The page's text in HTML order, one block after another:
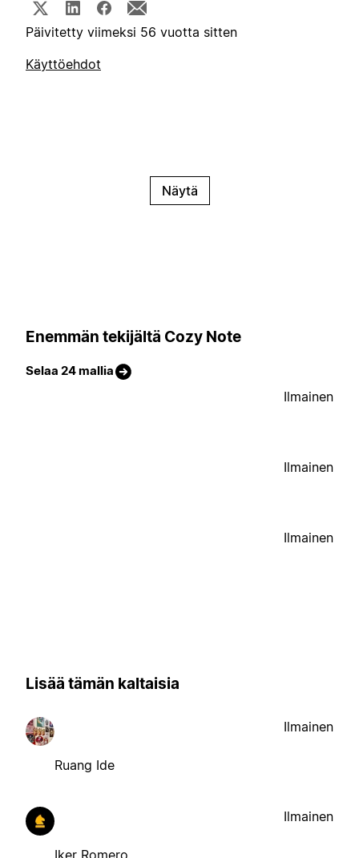
Päivitetty viimeksi 56 vuotta sitten
Käyttöehdot
Näytä
Enemmän tekijältä Cozy Note
Selaa 24 mallia
Ilmainen
Ilmainen
Ilmainen
Lisää tämän kaltaisia
Ruang Ide
Ilmainen
Iker Romero
Ilmainen